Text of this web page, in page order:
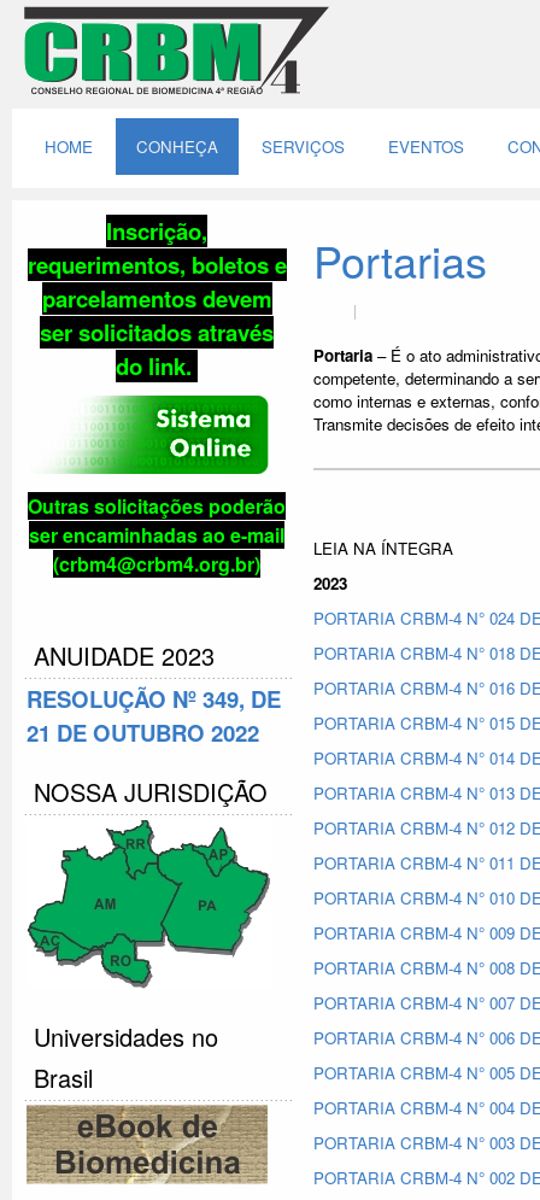
HOME CONHEÇA SERVIÇOS EVENTOS
Inscrição,
requerimentos, boletos e
parcelamentosdevem
ser solicitados através
do link.
Outras solicitações poderão
ser encaminhadas ao e-mail
(crbm4@crbm4.org.br)
ANUIDADE 2023
RESOLUÇÃO Nº 349, DE
21 DE OUTUBRO 2022
NOSSA JURISDIÇÃO
Universidades no
Brasil
Portarias
Portaria – É o ato
competente, determinando a
como internas e externas,
Transmite decisões de efeito
LEIA NA ÍNTEGRA
2023
PORTARIA CRBM-4 N° 024
PORTARIA CRBM-4 N° 018
PORTARIA CRBM-4 N° 016
PORTARIA CRBM-4 N° 015
PORTARIA CRBM-4 N° 014
PORTARIA CRBM-4 N° 013
PORTARIA CRBM-4 N° 012
PORTARIA CRBM-4 N° 011
PORTARIA CRBM-4 N° 010
PORTARIA CRBM-4 N° 009
PORTARIA CRBM-4 N° 008
PORTARIA CRBM-4 N° 007
PORTARIA CRBM-4 N° 006
PORTARIA CRBM-4 N° 005
PORTARIA CRBM-4 N° 004
PORTARIA CRBM-4 N° 003
PORTARIA CRBM-4 N° 002